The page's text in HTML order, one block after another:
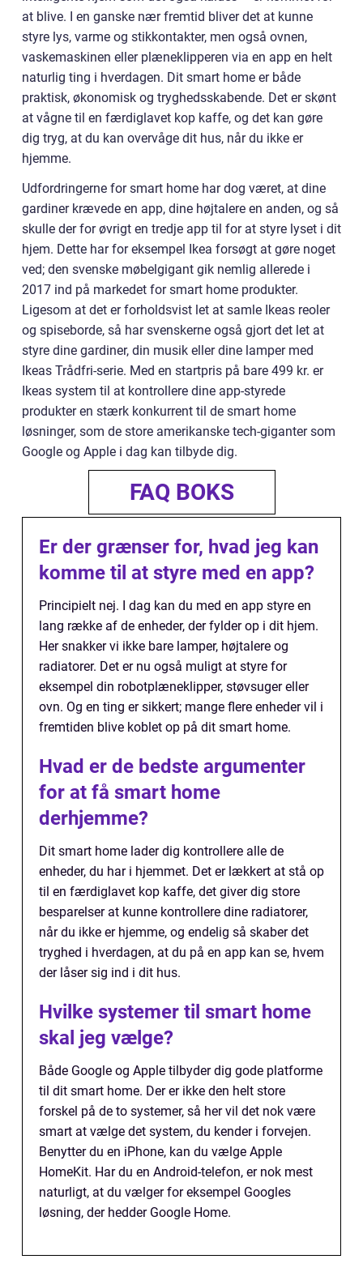
at blive. I en ganske nær fremtid bliver det at kunne
styre lys, varme og stikkontakter, men også ovnen,
vaskemaskinen eller plæneklipperen via en app en helt
naturlig ting i hverdagen. Dit smart home er både
praktisk, økonomisk og tryghedsskabende. Det er skønt
at vågne til en færdiglavet kop kaffe, og det kan gøre
dig tryg, at du kan overvåge dit hus, når du ikke er
hjemme.
Udfordringerne for smart home har dog været, at dine
gardiner krævede en app, dine højtalere en anden, og så
skulle der for øvrigt en tredje app til for at styre lyset i dit
hjem. Dette har for eksempel Ikea forsøgt at gøre noget
ved; den svenske møbelgigant gik nemlig allerede i
2017 ind på markedet for smart home produkter.
Ligesom at det er forholdsvist let at samle Ikeas reoler
og spiseborde, så har svenskerne også gjort det let at
styre dine gardiner, din musik eller dine lamper med
Ikeas Trådfri-serie. Med en startpris på bare 499 kr. er
Ikeas system til at kontrollere dine app-styrede
produkter en stærk konkurrent til de smart home
løsninger, som de store amerikanske tech-giganter som
Google og Apple i dag kan tilbyde dig.
FAQ BOKS
Er der grænser for, hvad jeg kan
komme til at styre med en app?
Principielt nej. I dag kan du med en app styre en
lang række af de enheder, der fylder op i dit hjem.
Her snakker vi ikke bare lamper, højtalere og
radiatorer. Det er nu også muligt at styre for
eksempel din robotplæneklipper, støvsuger eller
ovn. Og en ting er sikkert; mange flere enheder vil i
fremtiden blive koblet op på dit smart home.
Hvad er de bedste argumenter
for at få smart home
derhjemme?
Dit smart home lader dig kontrollere alle de
enheder, du har i hjemmet. Det er lækkert at stå op
til en færdiglavet kop kaffe, det giver dig store
besparelser at kunne kontrollere dine radiatorer,
når du ikke er hjemme, og endelig så skaber det
tryghed i hverdagen, at du på en app kan se, hvem
der låser sig ind i dit hus.
Hvilke systemer til smart home
skal jeg vælge?
Både Google og Apple tilbyder dig gode platforme
til dit smart home. Der er ikke den helt store
forskel på de to systemer, så her vil det nok være
smart at vælge det system, du kender i forvejen.
Benytter du en iPhone, kan du vælge Apple
HomeKit. Har du en Android-telefon, er nok mest
naturligt, at du vælger for eksempel Googles
løsning, der hedder Google Home.